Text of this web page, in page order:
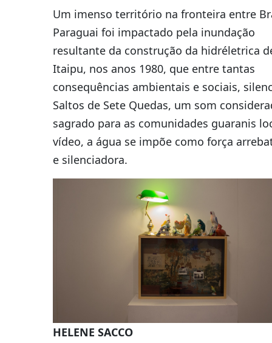
Um imenso território na fronteira entre
Paraguai foi impactado pela inundação
resultante da construção da hidréletrica
Itaipu, nos anos 1980, que entre tantas
consequências ambientais e sociais,
Saltos de Sete Quedas, um som
sagrado para as comunidades guaranis
vídeo, a água se impõe como força
e silenciadora.
HELENE SACCO